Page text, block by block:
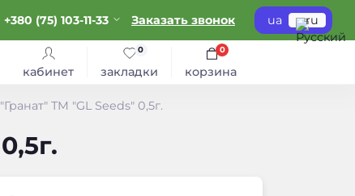
+380 (75) 103-11-33 Заказать звонок ua ru
кабинет закладки
0
корзина
0
ТМ "GL Seeds" 0,5г.